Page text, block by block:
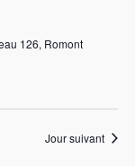
126, Romont
Jour suivant